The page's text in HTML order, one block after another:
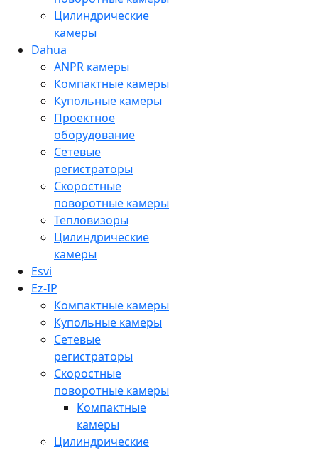
Цилиндрические
камеры
Dahua
ANPR камеры
Компактные камеры
Купольные камеры
Проектное
оборудование
Сетевые
регистраторы
Скоростные
поворотные камеры
Тепловизоры
Цилиндрические
камеры
Esvi
Ez-IP
Компактные камеры
Купольные камеры
Сетевые
регистраторы
Скоростные
поворотные камеры
Компактные
камеры
Цилиндрические